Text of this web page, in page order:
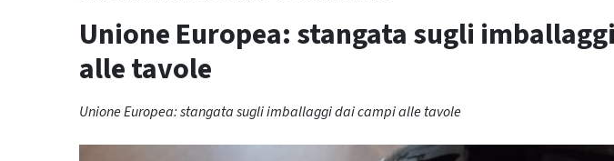
Unione Europea: stangata sugli
alle tavole
Unione Europea: stangata sugli imballaggi dai campi alle tavole